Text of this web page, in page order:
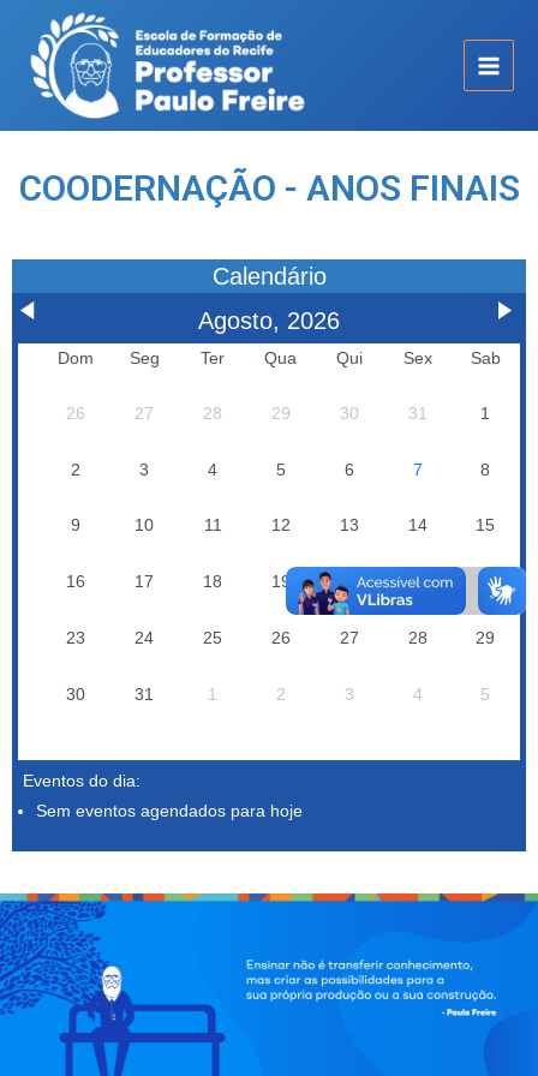
COODERNAÇÃO - ANOS FINAIS
Calendário
Agosto, 2026
Dom Seg Ter Qua Qui Sex Sab
26 27 28 29 30 31 1
2 3 4 5 6 7 8
9 10 11 12 13 14 15
16 17 18 19 20 21 22
23 24 25 26 27 28 29
30 31 1 2 3 4 5
Eventos do dia:
Sem eventos agendados para hoje